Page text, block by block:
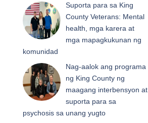
Suporta para sa King
County Veterans: Mental
health, mga karera at
mga mapagkukunan ng
komunidad
Nag-aalok ang programa
ng King County ng
maagang interbensyon at
suporta para sa
psychosis sa unang yugto